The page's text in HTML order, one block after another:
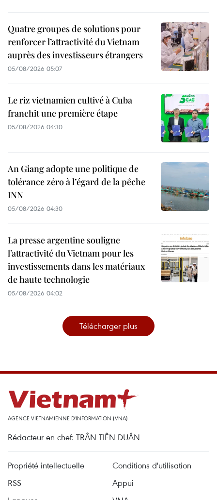
Quatre groupes de solutions pour
renforcer l’attractivité du Vietnam
auprès des investisseurs étrangers
05/08/2026 05:07
Le riz vietnamien cultivé à Cuba
franchit une première étape
05/08/2026 04:30
An Giang adopte une politique de
tolérance zéro à l’égard de la pêche
INN
05/08/2026 04:30
La presse argentine souligne
l’attractivité du Vietnam pour les
investissements dans les matériaux
de haute technologie
05/08/2026 04:02
Télécharger plus
AGENCE VIETNAMIENNE D'INFORMATION (VNA)
Rédacteur en chef: TRÂN TIÊN DUÂN
Propriété intellectuelle
Conditions d'utilisation
RSS
Appui